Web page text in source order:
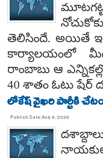
తెలిసిందే. అయితే
కార్యాలయంలో
రాంబాబు ఆ
40 శాతం ఓటు షేర్
లోకేష్ వైఖరి పార్టీకి
Publish Date:Aug 8, 2026